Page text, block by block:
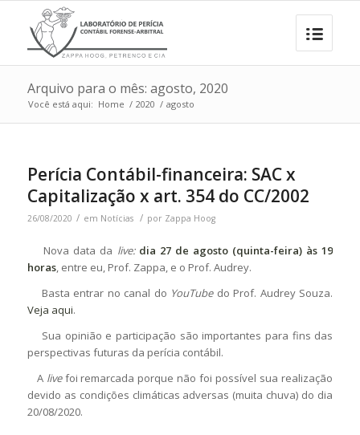
Arquivo para o mês: agosto, 2020
Você está aqui: Home / 2020 / agosto
Perícia Contábil-financeira: SAC x
Capitalização x art. 354 do CC/2002
26/08/2020 / em Notícias / por Zappa Hoog
Nova data da live: dia 27 de agosto (quinta-feira) às 19
horas, entre eu, Prof. Zappa, e o Prof. Audrey.
Basta entrar no canal do YouTubedo Prof. Audrey Souza.
Veja aqui.
Sua opinião e participação são importantes para fins das
perspectivas futuras da perícia contábil.
A livefoi remarcada porque não foi possível sua realização
devido as condições climáticas adversas (muita chuva) do dia
20/08/2020.